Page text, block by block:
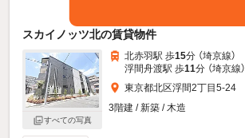
スカイノッツ北の賃貸物件
すべての写真
北赤羽駅 歩15分 （埼京線）
浮間舟渡駅 歩11分 （埼京線）
東京都北区浮間2丁目5-24
3階建 / 新築 / 木造